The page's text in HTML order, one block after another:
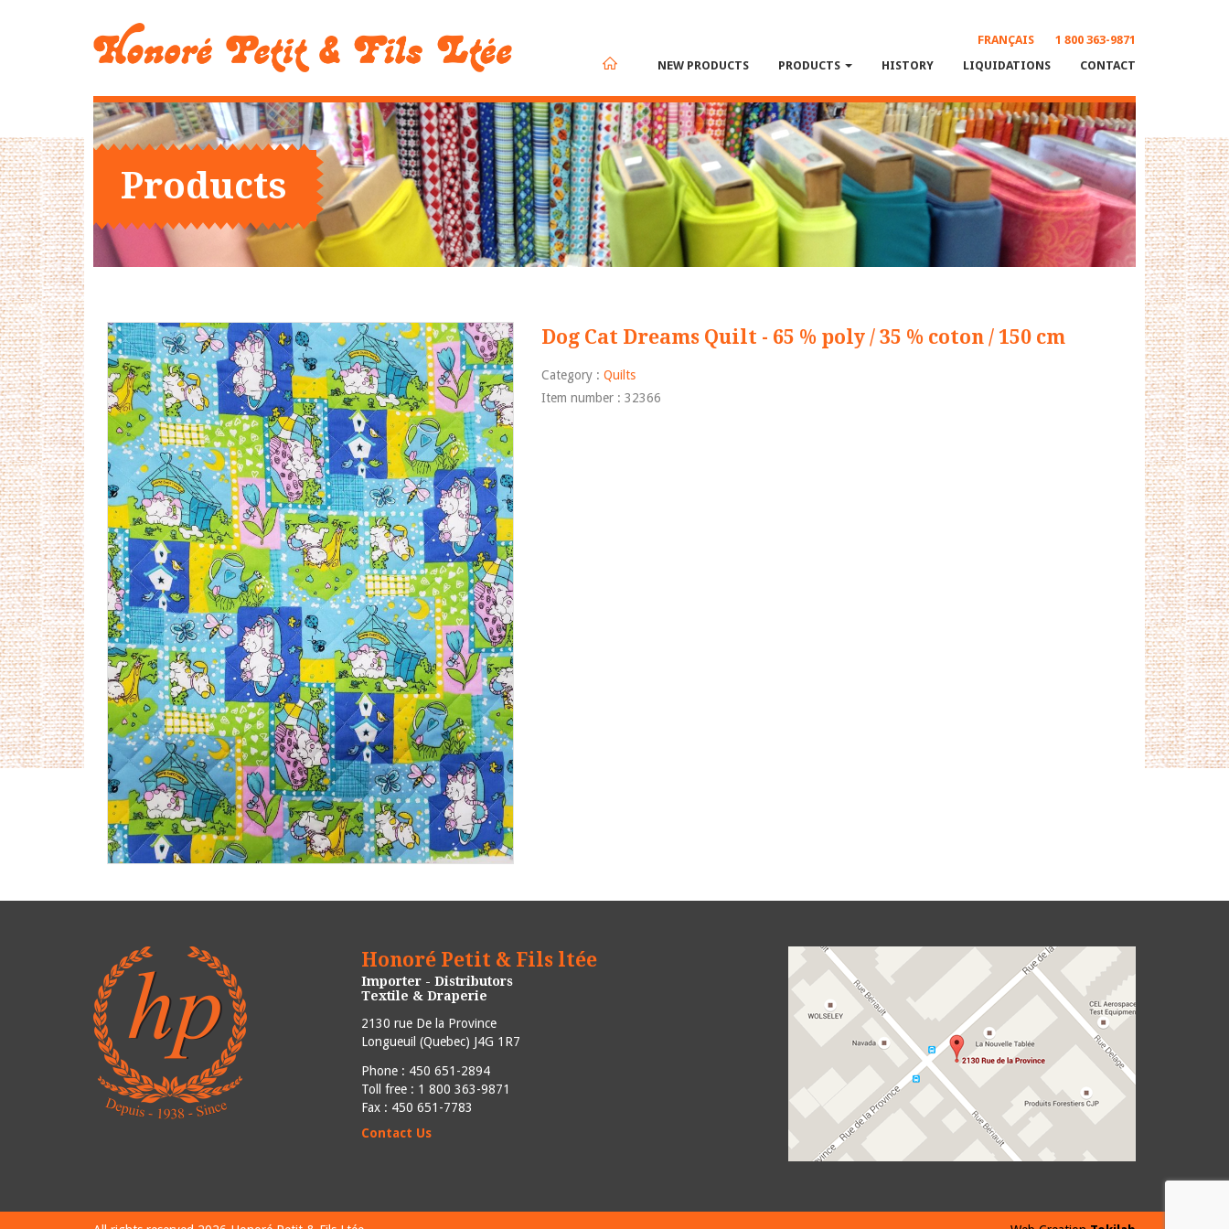
FRANÇAIS
1 800 363-9871
NEW PRODUCTS
PRODUCTS HISTORY LIQUIDATIONS CONTACT
Products
Dog Cat Dreams Quilt - 65 % poly / 35 % coton / 150 cm
Category : Quilts
Item number : 32366
Honoré Petit & Fils ltée
Importer - Distributors
Textile & Draperie
2130 rue De la Province
Longueuil (Quebec) J4G 1R7
Phone : 450 651-2894
Toll free : 1 800 363-9871
Fax : 450 651-7783
Contact Us